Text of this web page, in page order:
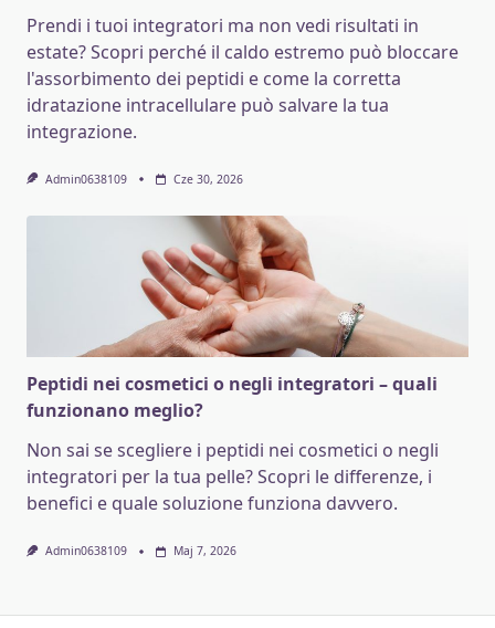
Prendi i tuoi integratori ma non vedi risultati in
estate? Scopri perché il caldo estremo può bloccare
l'assorbimento dei peptidi e come la corretta
idratazione intracellulare può salvare la tua
integrazione.
Admin0638109 Cze 30, 2026
Peptidi nei cosmetici o negli integratori – quali
funzionano meglio?
Non sai se scegliere i peptidi nei cosmetici o negli
integratori per la tua pelle? Scopri le differenze, i
benefici e quale soluzione funziona davvero.
Admin0638109 Maj 7, 2026